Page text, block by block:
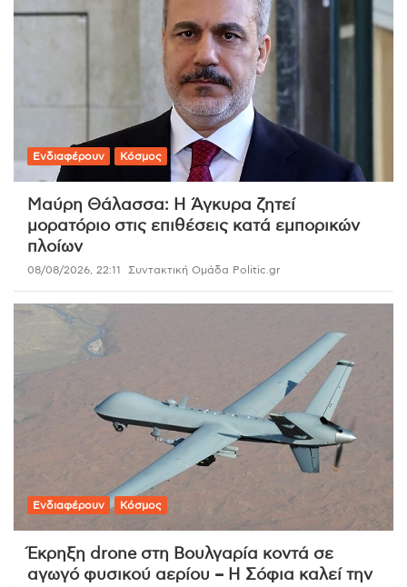
Ενδιαφέρουν Κόσμος
Μαύρη Θάλασσα: Η Άγκυρα ζητεί
μορατόριο στις επιθέσεις κατά εμπορικών
πλοίων
08/08/2026, 22:11 Συντακτική Ομάδα Politic.gr
Ενδιαφέρουν Κόσμος
Έκρηξη drone στη Βουλγαρία κοντά σε
αγωγό φυσικού αερίου – Η Σόφια καλεί την